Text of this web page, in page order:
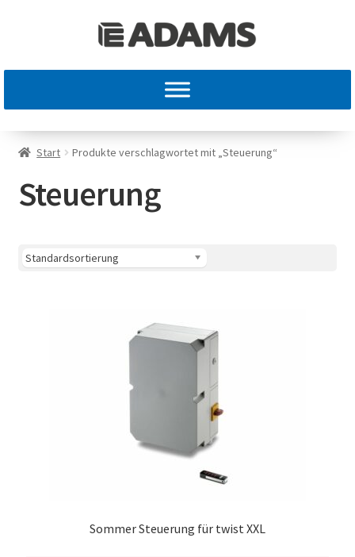
Start Produkte verschlagwortet mit „Steuerung“
Steuerung
Sommer Steuerung für twist XXL